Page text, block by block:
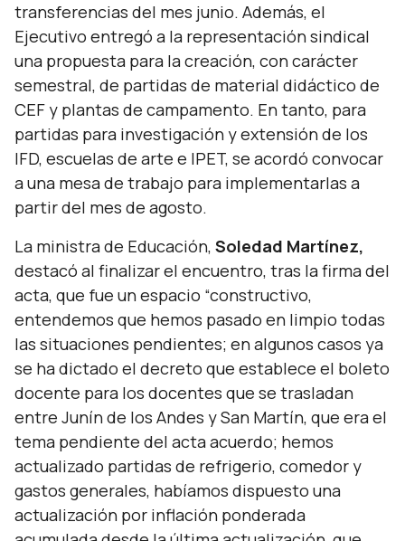
transferencias del mes junio. Además, el
Ejecutivo entregó a la representación sindical
una propuesta para la creación, con carácter
semestral, de partidas de material didáctico de
CEF y plantas de campamento. En tanto, para
partidas para investigación y extensión de los
IFD, escuelas de arte e IPET, se acordó convocar
a una mesa de trabajo para implementarlas a
partir del mes de agosto.
La ministra de Educación, Soledad Martínez,
destacó al finalizar el encuentro, tras la firma del
acta, que fue un espacio “constructivo,
entendemos que hemos pasado en limpio todas
las situaciones pendientes; en algunos casos ya
se ha dictado el decreto que establece el boleto
docente para los docentes que se trasladan
entre Junín de los Andes y San Martín, que era el
tema pendiente del acta acuerdo; hemos
actualizado partidas de refrigerio, comedor y
gastos generales, habíamos dispuesto una
actualización por inflación ponderada